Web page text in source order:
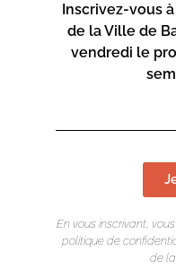
LIEU DE
Inscrivez-vous
de la Ville de
vendredi le
En vous inscrivant,
politique de
de